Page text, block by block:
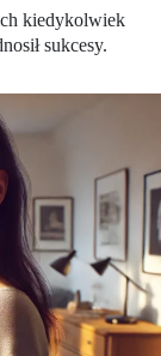
kiedykolwiek
sukcesy.